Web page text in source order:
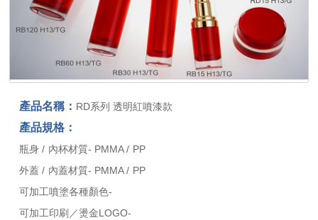
產品名稱： RD系列 透明紅噴漆款
產品規格：
瓶身 / 內杯材質- PMMA / PP
外蓋 / 內蓋材質- PMMA / PP
可加工噴塗各種顏色-
可加工印刷／燙金LOGO-